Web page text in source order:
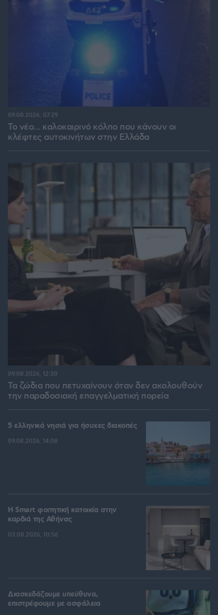
Το νέο... καλοκαιρινό κόλπο που κάνουν οι
κλέφτες αυτοκινήτων στην Ελλάδα
09.08.2026, 07:29
Τα ζώδια που πετυχαίνουν όταν δεν ακολουθούν
την παραδοσιακή επαγγελματική πορεία
09.08.2026, 12:30
5 ελληνικά νησιά για ήσυχες διακοπές
09.08.2026, 14:08
Η Smart φοιτητική κατοικία στην
καρδιά της Αθήνας
03.08.2026, 10:56
Διασκεδάζουμε υπεύθυνα,
επιστρέφουμε με ασφάλεια